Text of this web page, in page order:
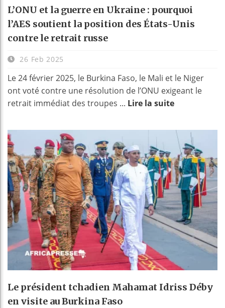
L’ONU et la guerre en Ukraine : pourquoi
l’AES soutient la position des États-Unis
contre le retrait russe
26 Feb 2025
Le 24 février 2025, le Burkina Faso, le Mali et le Niger
ont voté contre une résolution de l’ONU exigeant le
retrait immédiat des troupes ... Lire la suite
Le président tchadien Mahamat Idriss Déby
en visite au Burkina Faso